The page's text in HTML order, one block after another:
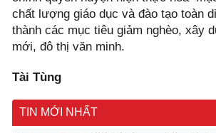
chất lượng giáo dục và đào tạo toàn
thành các mục tiêu giảm nghèo, xây
mới, đô thị văn minh.
Tài Tùng
TIN MỚI NHẤT